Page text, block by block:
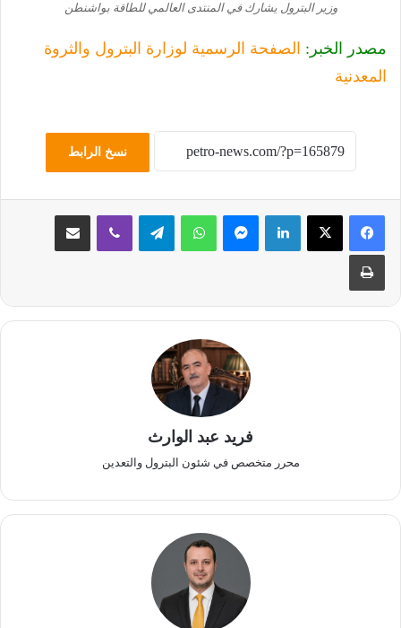
وزير البترول يشارك في المنتدى العالمي للطاقة بواشنطن
مصدر الخبر: الصفحة الرسمية لوزارة البترول والثروة
المعدنية
نسخ الرابط
لينكدإن ماسنجر واتساب تيلقرام ڤايبر مشاركة عبر البريد
طباعة
فريد عبد الوارث
محرر متخصص في شئون البترول والتعدين